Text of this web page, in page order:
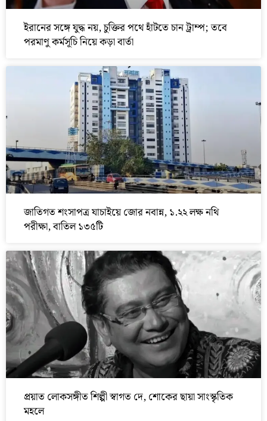
ইরানের সঙ্গে যুদ্ধ নয়, চুক্তির পথে হাঁটতে চান ট্রাম্প; তবে
পরমাণু কর্মসূচি নিয়ে কড়া বার্তা
জাতিগত শংসাপত্র যাচাইয়ে জোর নবান্ন, ১.২২ লক্ষ নথি
পরীক্ষা, বাতিল ১৩৫টি
প্রয়াত লোকসঙ্গীত শিল্পী স্বাগত দে, শোকের ছায়া সাংস্কৃতিক
মহলে